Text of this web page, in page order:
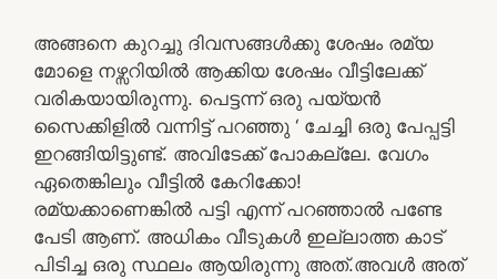
അങ്ങനെ കുറച്ചു ദിവസങ്ങൾക്കു ശേഷം രമ്യ
മോളെ നഴ്സറിയിൽ ആക്കിയ ശേഷം വീട്ടിലേക്ക്
വരികയായിരുന്നു. പെട്ടന്ന് ഒരു പയ്യൻ
സൈക്കിളിൽ വന്നിട്ട് പറഞ്ഞു ‘ ചേച്ചി ഒരു പേപ്പട്ടി
ഇറങ്ങിയിട്ടുണ്ട്. അവിടേക്ക് പോകല്ലേ. വേഗം
ഏതെങ്കിലും വീട്ടിൽ കേറിക്കോ!
രമ്യക്കാണെങ്കിൽ പട്ടി എന്ന് പറഞ്ഞാൽ പണ്ടേ
പേടി ആണ്. അധികം വീടുകൾ ഇല്ലാത്ത കാട്
പിടിച്ച ഒരു സ്ഥലം ആയിരുന്നു അത്.അവൾ അത്